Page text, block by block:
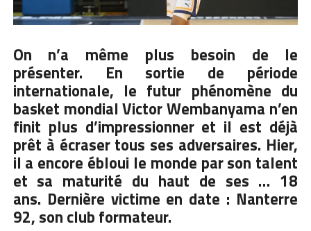
On n’a même plus besoin de le
présenter. En sortie de période
internationale, le futur phénomène du
basket mondial VictorWembanyama n’en
finit plus d’impressionner et il est déjà
prêt à écraser tous ses adversaires. Hier,
il a encore ébloui le monde par son talent
et sa maturité du haut de ses … 18
ans. Dernière victime en date : Nanterre
92, son club formateur.